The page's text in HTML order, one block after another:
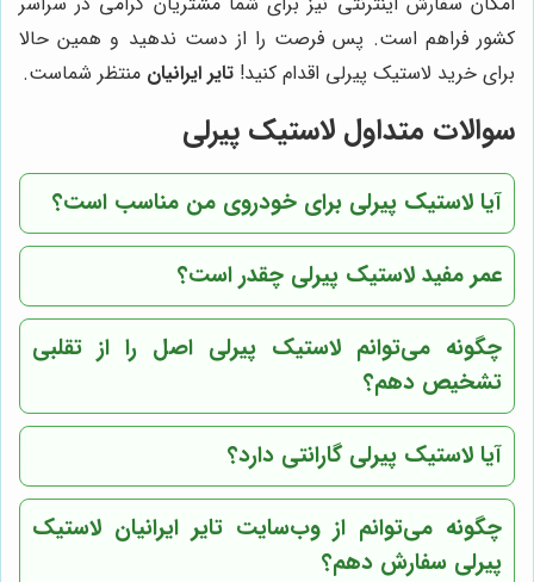
کشور فراهم است. پس فرصت را از دست ندهید و همین حالا
برای خرید لاستیک پیرلی اقدام کنید! تایر ایرانیان منتظر شماست.
سوالات متداول لاستیک پیرلی
آیا لاستیک پیرلی برای خودروی من مناسب است؟
عمر مفید لاستیک پیرلی چقدر است؟
چگونه می‌توانم لاستیک پیرلی اصل را از تقلبی
تشخیص دهم؟
آیا لاستیک پیرلی گارانتی دارد؟
چگونه می‌توانم از وب‌سایت تایر ایرانیان لاستیک
پیرلی سفارش دهم؟